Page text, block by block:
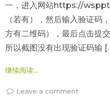
一，进入网站https://
（若有），然后输入验证码
方有二维码），最后点击提
所以截图没有出现验证码输
继续阅读...
Leave a comment